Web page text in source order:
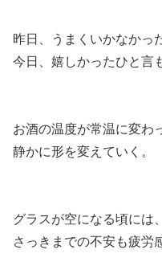
昨日、うまくいかなかっ
今日、嬉しかったひと言
お酒の温度が常温に変わ
静かに形を変えていく。
グラスが空になる頃には、
さっきまでの不安も疲労